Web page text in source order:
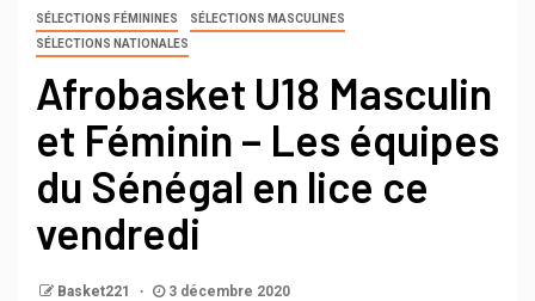
SÉLECTIONS FÉMININES
SÉLECTIONS MASCULINES
SÉLECTIONS NATIONALES
Afrobasket U18 Masculin
et Féminin – Les équipes
du Sénégal en lice ce
vendredi
Basket221 3 décembre 2020